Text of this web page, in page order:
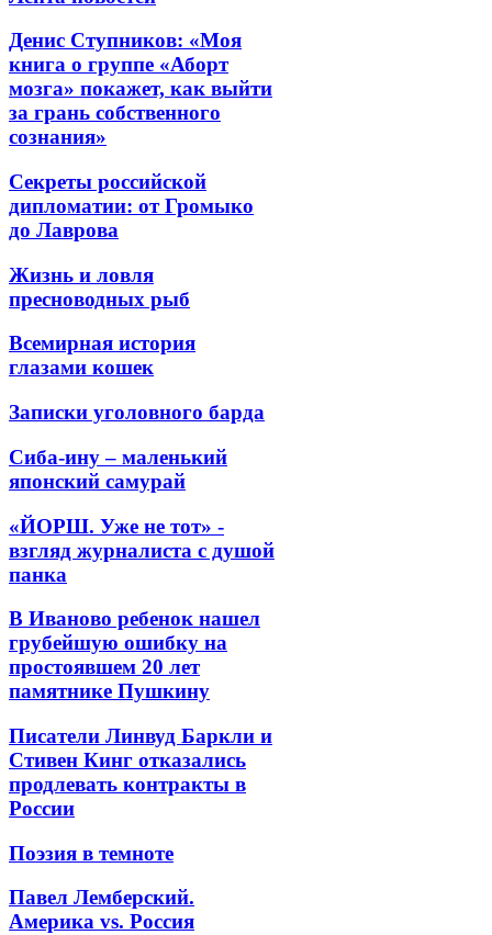
Денис Ступников: «Моя
книга о группе «Аборт
мозга» покажет, как выйти
за грань собственного
сознания»
Секреты российской
дипломатии: от Громыко
до Лаврова
Жизнь и ловля
пресноводных рыб
Всемирная история
глазами кошек
Записки уголовного барда
Сиба-ину – маленький
японский самурай
«ЙОРШ. Уже не тот» -
взгляд журналиста с душой
панка
В Иваново ребенок нашел
грубейшую ошибку на
простоявшем 20 лет
памятнике Пушкину
Писатели Линвуд Баркли и
Стивен Кинг отказались
продлевать контракты в
России
Поэзия в темноте
Павел Лемберский.
Америка vs. Россия